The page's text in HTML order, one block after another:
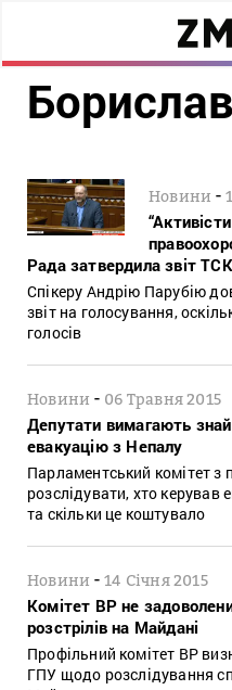
Новини -
Рада затвердила звіт ТСК
Спікеру Андрію Парубію
звіт на голосування,
голосів
Новини - 06 Травня 2015
Депутати вимагають
евакуацію з Непалу
Парламентський комітет з
розслідувати, хто керував
та скільки це коштувало
Новини -14 Січня 2015
Комітет ВР не
розстрілів на Майдані
Профільний комітет ВР
ГПУ щодо розслідування